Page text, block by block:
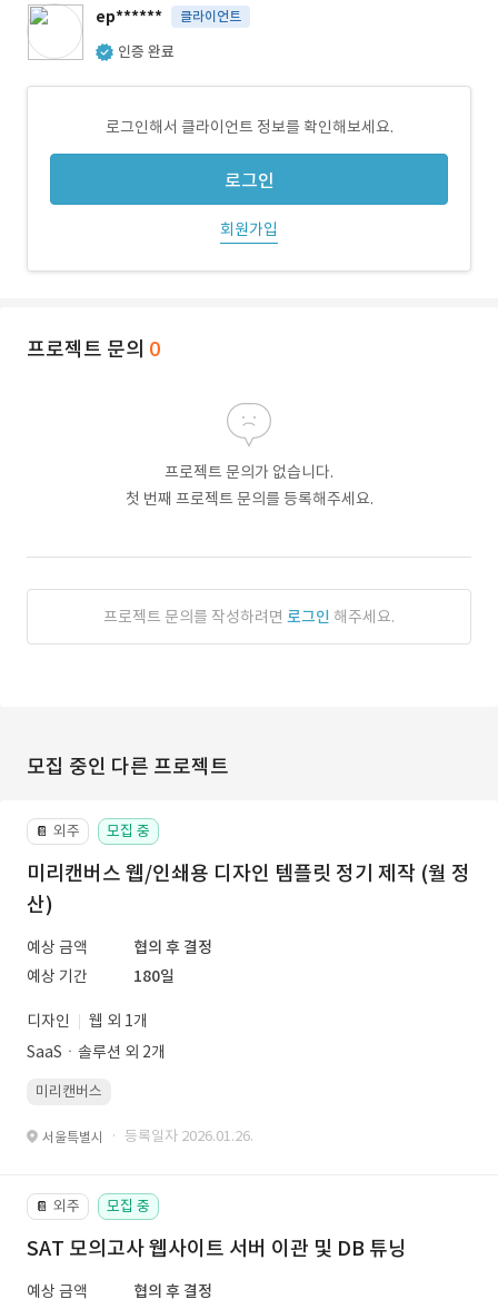
ep****** 클라이언트
인증 완료
로그인해서 클라이언트 정보를 확인해보세요.
로그인
회원가입
프로젝트 문의 0
프로젝트 문의가 없습니다.
첫 번째 프로젝트 문의를 등록해주세요.
프로젝트 문의를 작성하려면 로그인 해주세요.
모집 중인 다른 프로젝트
📔 외주 모집 중
미리캔버스 웹/인쇄용 디자인 템플릿 정기 제작 (월 정
산)
예상 금액
협의 후 결정
예상 기간
180일
디자인
웹 외 1개
SaaSㆍ솔루션 외 2개
미리캔버스
서울특별시 · 등록일자 2026.01.26.
📔 외주 모집 중
SAT 모의고사 웹사이트 서버 이관 및 DB 튜닝
예상 금액
협의 후 결정